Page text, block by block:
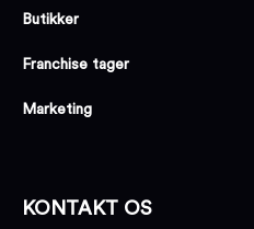
Butikker
Franchise tager
Marketing
KONTAKT OS